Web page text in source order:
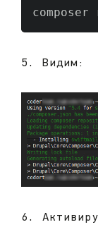
5. Видим:
6.